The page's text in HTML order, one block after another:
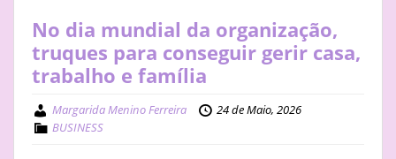
No dia mundial da organização,
truques para conseguir gerir casa,
trabalho e família
Margarida Menino Ferreira
24 de Maio, 2026
BUSINESS